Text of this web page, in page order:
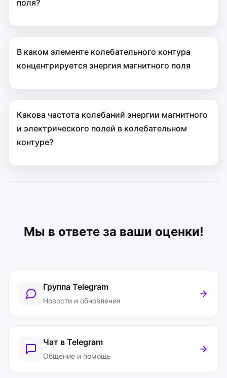
поля?
В каком элементе колебательного контура
концентрируется энергия магнитного поля
Какова частота колебаний энергии магнитного
и электрического полей в колебательном
контуре?
Мы в ответе за ваши оценки!
Группа Telegram
Новости и обновления
Чат в Telegram
Общение и помощь